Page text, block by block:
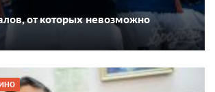
от которых невозможно